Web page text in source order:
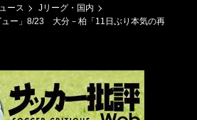
ース
Jリーグ・国内
ュー」8/23 大分－柏「11日ぶり本気の再